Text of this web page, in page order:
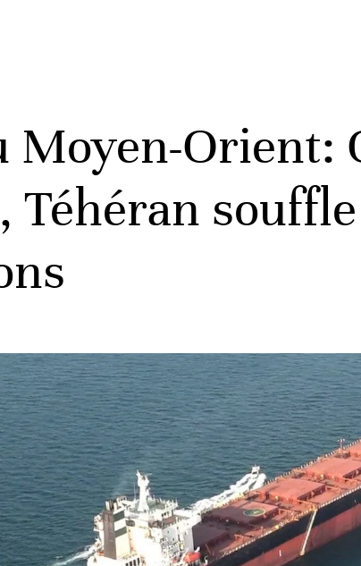
Moyen-Orient:
Téhéran